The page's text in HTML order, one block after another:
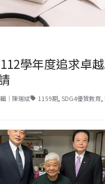
學年度追求卓
｜陳瑞斌 1159期, SDG4優質教育,